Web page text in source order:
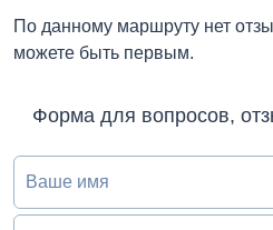
По данному маршруту нет
можете быть первым.
Форма для вопросов,
Ваше имя